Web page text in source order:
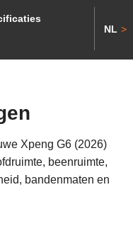
NL >
Xpeng G6 (2026)
beenruimte,
bandenmaten en